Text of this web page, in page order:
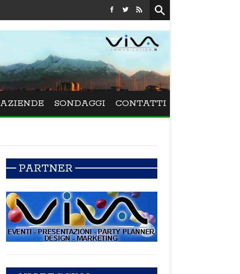
Festival La Versiliana - La direttrice lucchese Beatrice
AZIENDE SONDAGGI CONTATTI
PARTNER